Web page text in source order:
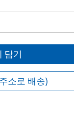
담기
소로 배송)